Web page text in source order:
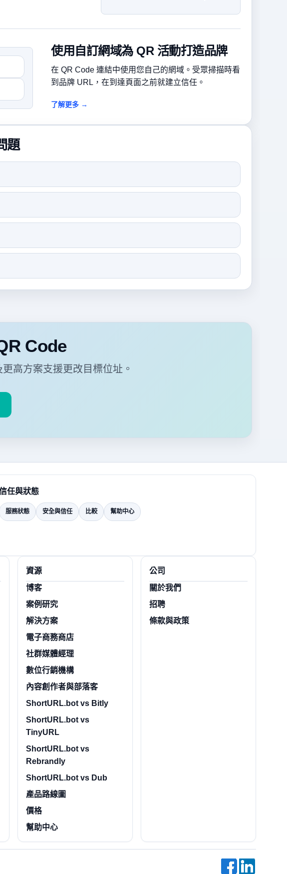
使用自訂網域為 QR 活動打造品牌
在 QR Code 連結中使用您自己的網域。受眾掃描時看
到品牌 URL，在到達頁面之前就建立信任。
了解更多 →
題
Code
高方案支援更改目標位址。
任與狀態
服務狀態 安全與信任 比較 幫助中心
資源
博客
案例研究
解決方案
電子商務商店
社群媒體經理
數位行銷機構
內容創作者與部落客
ShortURL.bot vs Bitly
ShortURL.bot vs
TinyURL
ShortURL.bot vs
Rebrandly
ShortURL.bot vs Dub
產品路線圖
價格
幫助中心
公司
關於我們
招聘
條款與政策